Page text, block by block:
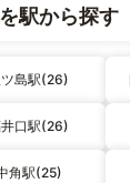
駅から探す
島駅(26)
口駅(26)
角駅(25)